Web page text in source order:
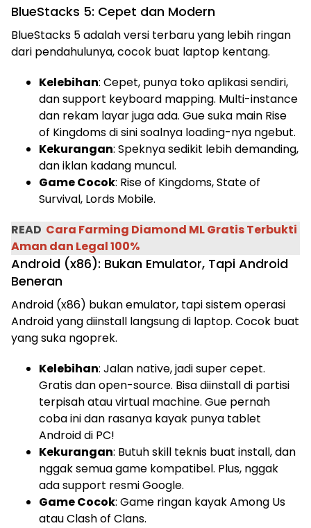
BlueStacks 5: Cepet dan Modern
BlueStacks 5 adalah versi terbaru yang lebih ringan
dari pendahulunya, cocok buat laptop kentang.
Kelebihan: Cepet, punya toko aplikasi sendiri,
dan support keyboard mapping. Multi-instance
dan rekam layar juga ada. Gue suka main Rise
of Kingdoms di sini soalnya loading-nya ngebut.
Kekurangan: Speknya sedikit lebih demanding,
dan iklan kadang muncul.
Game Cocok: Rise of Kingdoms, State of
Survival, Lords Mobile.
READ Cara Farming Diamond ML Gratis Terbukti
Aman dan Legal 100%
Android (x86): Bukan Emulator, Tapi Android
Beneran
Android (x86) bukan emulator, tapi sistem operasi
Android yang diinstall langsung di laptop. Cocok buat
yang suka ngoprek.
Kelebihan: Jalan native, jadi super cepet.
Gratis dan open-source. Bisa diinstall di partisi
terpisah atau virtual machine. Gue pernah
coba ini dan rasanya kayak punya tablet
Android di PC!
Kekurangan: Butuh skill teknis buat install, dan
nggak semua game kompatibel. Plus, nggak
ada support resmi Google.
Game Cocok: Game ringan kayak Among Us
atau Clash of Clans.